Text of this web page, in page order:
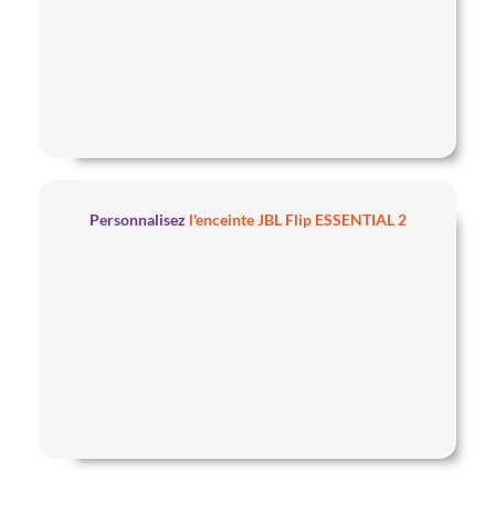
Personnalisez l'enceinte JBL Flip ESSENTIAL 2